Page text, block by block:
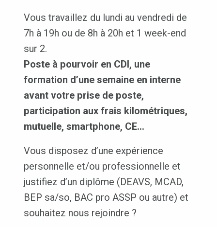
Vous travaillez du lundi au vendredi de
7h à 19h ou de 8h à 20h et 1 week-end
sur 2.
Poste à pourvoir en CDI, une
formation d’une semaine en interne
avant votre prise de poste,
participation aux frais kilométriques,
mutuelle, smartphone, CE…
Vous disposez d’une expérience
personnelle et/ou professionnelle et
justifiez d’un diplôme (DEAVS, MCAD,
BEP sa/so, BAC pro ASSP ou autre) et
souhaitez nous rejoindre ?